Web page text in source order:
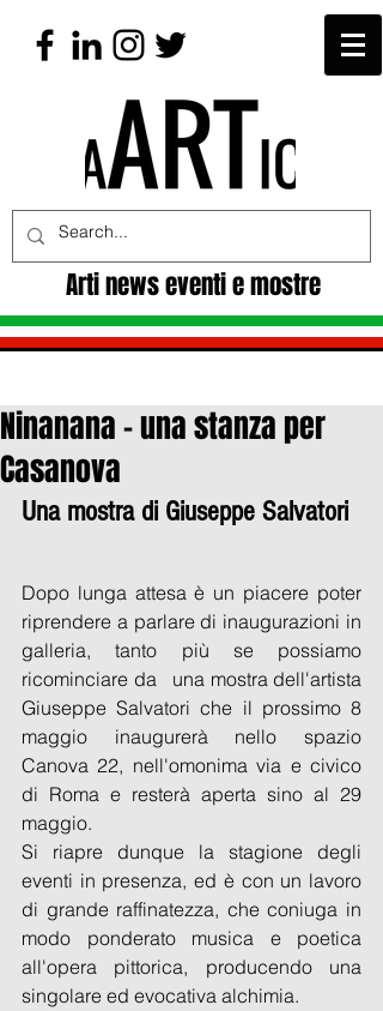
Arti news eventi e mostre
Ninanana - una stanza per
Casanova
Una mostra di Giuseppe Salvatori
Dopo lunga attesa è un piacere poter
riprendere a parlare di inaugurazioni in
galleria, tanto più se possiamo
ricominciare da   una mostra dell'artista
Giuseppe Salvatori che il prossimo 8
maggio inaugurerà nello spazio
Canova 22, nell'omonima via e civico
di Roma e resterà aperta sino al 29
maggio.
Si riapre dunque la stagione degli
eventi in presenza, ed è con un lavoro
di grande raffinatezza, che coniuga in
modo ponderato musica e poetica
all'opera pittorica, producendo una
singolare ed evocativa alchimia.